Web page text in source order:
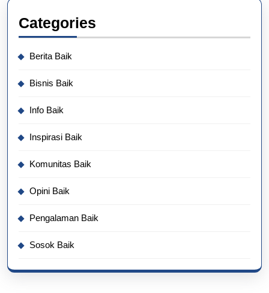
Categories
Berita Baik
Bisnis Baik
Info Baik
Inspirasi Baik
Komunitas Baik
Opini Baik
Pengalaman Baik
Sosok Baik